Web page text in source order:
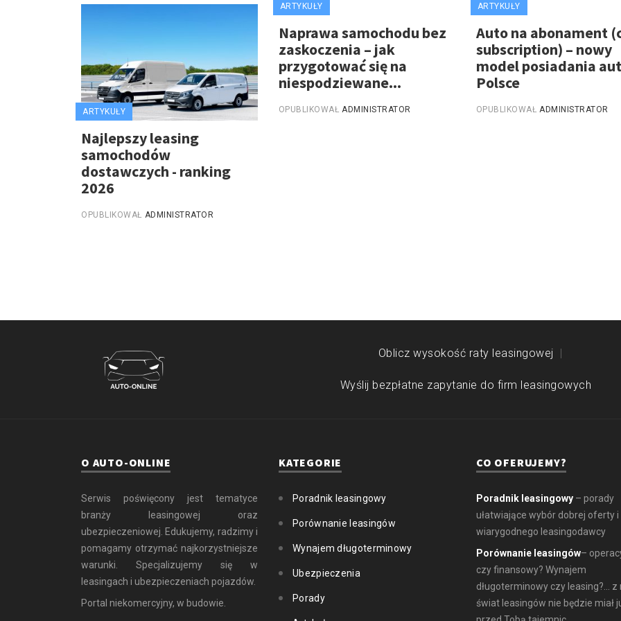
ARTYKUŁY
Najlepszy leasing
samochodów
dostawczych - ranking
2026
OPUBLIKOWAŁ ADMINISTRATOR
ARTYKUŁY
Naprawa samochodu bez
zaskoczenia – jak
przygotować się na
niespodziewane...
OPUBLIKOWAŁ ADMINISTRATOR
ARTYKUŁY
Auto na abonament
subscription) – nowy
model posiadania
Polsce
OPUBLIKOWAŁ ADMINISTRATOR
Oblicz wysokość raty leasingowej
Wyślij bezpłatne zapytanie do firm leasingowych
O AUTO-ONLINE
Serwis poświęcony jest tematyce
branży leasingowej oraz
ubezpieczeniowej. Edukujemy, radzimy i
pomagamy otrzymać najkorzystniejsze
warunki. Specjalizujemy się w
leasingach i ubezpieczeniach pojazdów.
Portal niekomercyjny, w budowie.
KATEGORIE
Poradnik leasingowy
Porównanie leasingów
Wynajem długoterminowy
Ubezpieczenia
Porady
CO OFERUJEMY?
Poradnik leasingowy – porady
ułatwiające wybór dobrej oferty i
wiarygodnego leasingodawcy
Porównanie leasingów–
czy finansowy? Wynajem
długoterminowy czy leasing?... z
świat leasingów nie będzie miał